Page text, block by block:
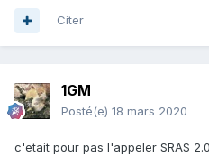
Citer
1GM
Posté(e) 18 mars 2020
c'etait pour pas l'appeler SRAS